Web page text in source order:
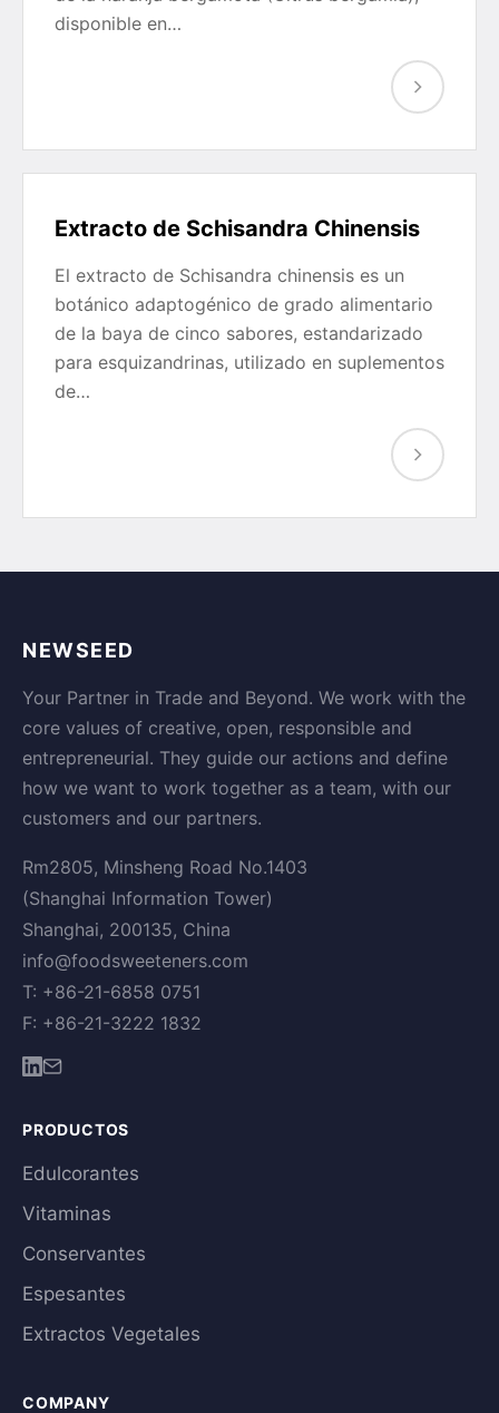
disponible en…
Extracto de Schisandra Chinensis
El extracto de Schisandra chinensis es un
botánico adaptogénico de grado alimentario
de la baya de cinco sabores, estandarizado
para esquizandrinas, utilizado en suplementos
de…
NEWSEED
Your Partner in Trade and Beyond. We work with the
core values of creative, open, responsible and
entrepreneurial. They guide our actions and define
how we want to work together as a team, with our
customers and our partners.
Rm2805, Minsheng Road No.1403
(Shanghai Information Tower)
Shanghai, 200135, China
info@foodsweeteners.com
T: +86-21-6858 0751
F: +86-21-3222 1832
PRODUCTOS
Edulcorantes
Vitaminas
Conservantes
Espesantes
Extractos Vegetales
COMPANY